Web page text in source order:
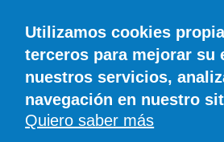
© SIROCO INFORMACIÓN SL | Tel. 828 081
886 |
Utilizamos cookies
terceros para mejorar su
nuestros servicios,
navegación en nuestro
Quiero saber más